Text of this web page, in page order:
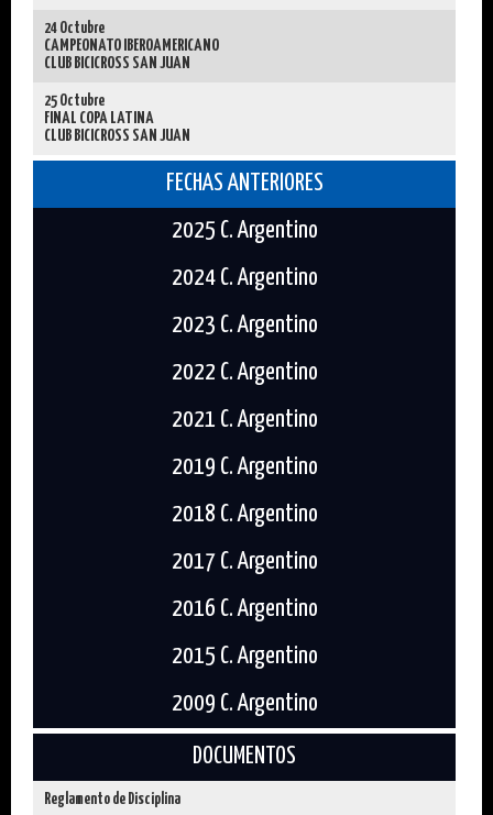
24 Octubre
CAMPEONATO IBEROAMERICANO
CLUB BICICROSS SAN JUAN
25 Octubre
FINAL COPA LATINA
CLUB BICICROSS SAN JUAN
FECHAS ANTERIORES
2025 C. Argentino
2024 C. Argentino
2023 C. Argentino
2022 C. Argentino
2021 C. Argentino
2019 C. Argentino
2018 C. Argentino
2017 C. Argentino
2016 C. Argentino
2015 C. Argentino
2009 C. Argentino
DOCUMENTOS
Reglamento de Disciplina